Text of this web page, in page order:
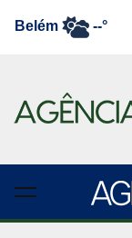
Belém --°